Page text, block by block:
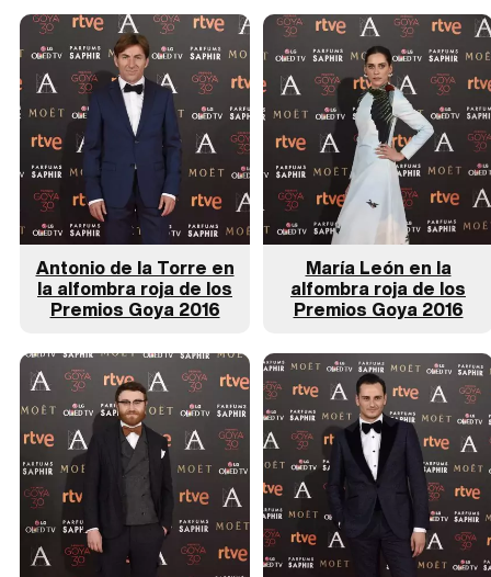
Antonio de la Torre en
la alfombra roja de los
Premios Goya 2016
María León en la
alfombra roja de los
Premios Goya 2016